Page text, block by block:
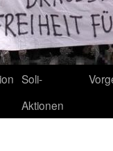
Soli-
Aktionen